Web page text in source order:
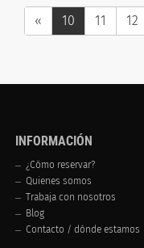
« 10 11 12
INFORMACIÓN
¿Cómo reservar?
Quienes somos
Trabaja con nosotros
Blog
Contacto / dónde estamos